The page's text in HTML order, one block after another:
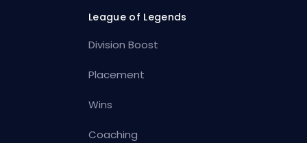
League of Legends
Division Boost
Placement
Wins
Coaching